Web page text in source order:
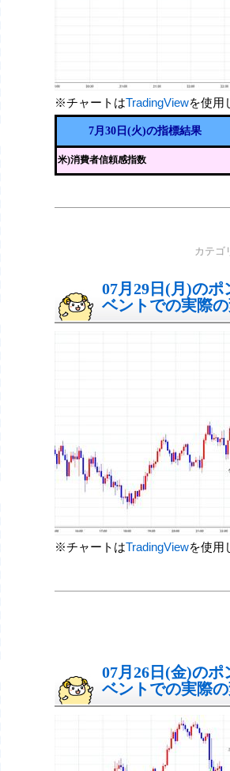
※チャートはTradingViewを使用
7月30日(火)の指標結果
米)消費者信頼感指数
カテゴ
07月29日(月)の
ベントでの実際
※チャートはTradingViewを使用
07月26日(金)の
ベントでの実際